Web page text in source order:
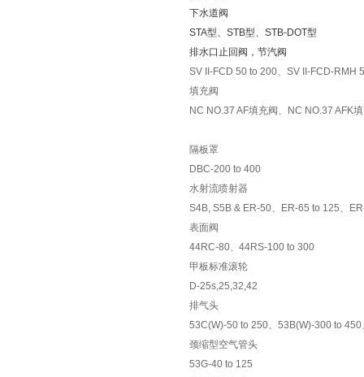
下水道阀
STA型、 STB型、 STB-DOT型
排水口止回阀，节汽阀
SV II-FCD 50 to 200、 SV II-FCD-RMH
填充阀
NC NO.37 AF填充阀、NC NO.37 AFK
隔板罩
DBC-200 to 400
水射流喷射器
S4B, S5B & ER-50、ER-65 to 125、
表面阀
44RC-80
44RS-100 to 300
甲板标准滚轮
D-25s,25,32,42
排气头
53C(W)-50 to 250、 53B(W)-300 to 450
颈缩型空气管头
53G-40 to 125